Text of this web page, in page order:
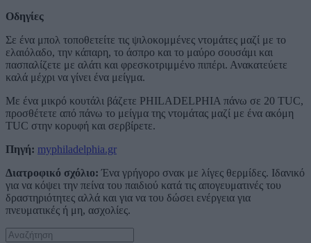
Οδηγίες
Σε ένα μπολ τοποθετείτε τις ψιλοκομμένες ντομάτες μαζί με το
ελαιόλαδο, την κάπαρη, το άσπρο και το μαύρο σουσάμι και
πασπαλίζετε με αλάτι και φρεσκοτριμμένο πιπέρι. Ανακατεύετε
καλά μέχρι να γίνει ένα μείγμα.
Με ένα μικρό κουτάλι βάζετε PHILADELPHIA πάνω σε 20 TUC,
προσθέτετε από πάνω το μείγμα της ντομάτας μαζί με ένα ακόμη
TUC στην κορυφή και σερβίρετε.
Πηγή: myphiladelphia.gr
Διατροφικό σχόλιο:Ένα γρήγορο σνακ με λίγες θερμίδες. Ιδανικό
για να κόψει την πείνα του παιδιού κατά τις απογευματινές του
δραστηριότητες αλλά και για να του δώσει ενέργεια για
πνευματικές ή μη, ασχολίες.